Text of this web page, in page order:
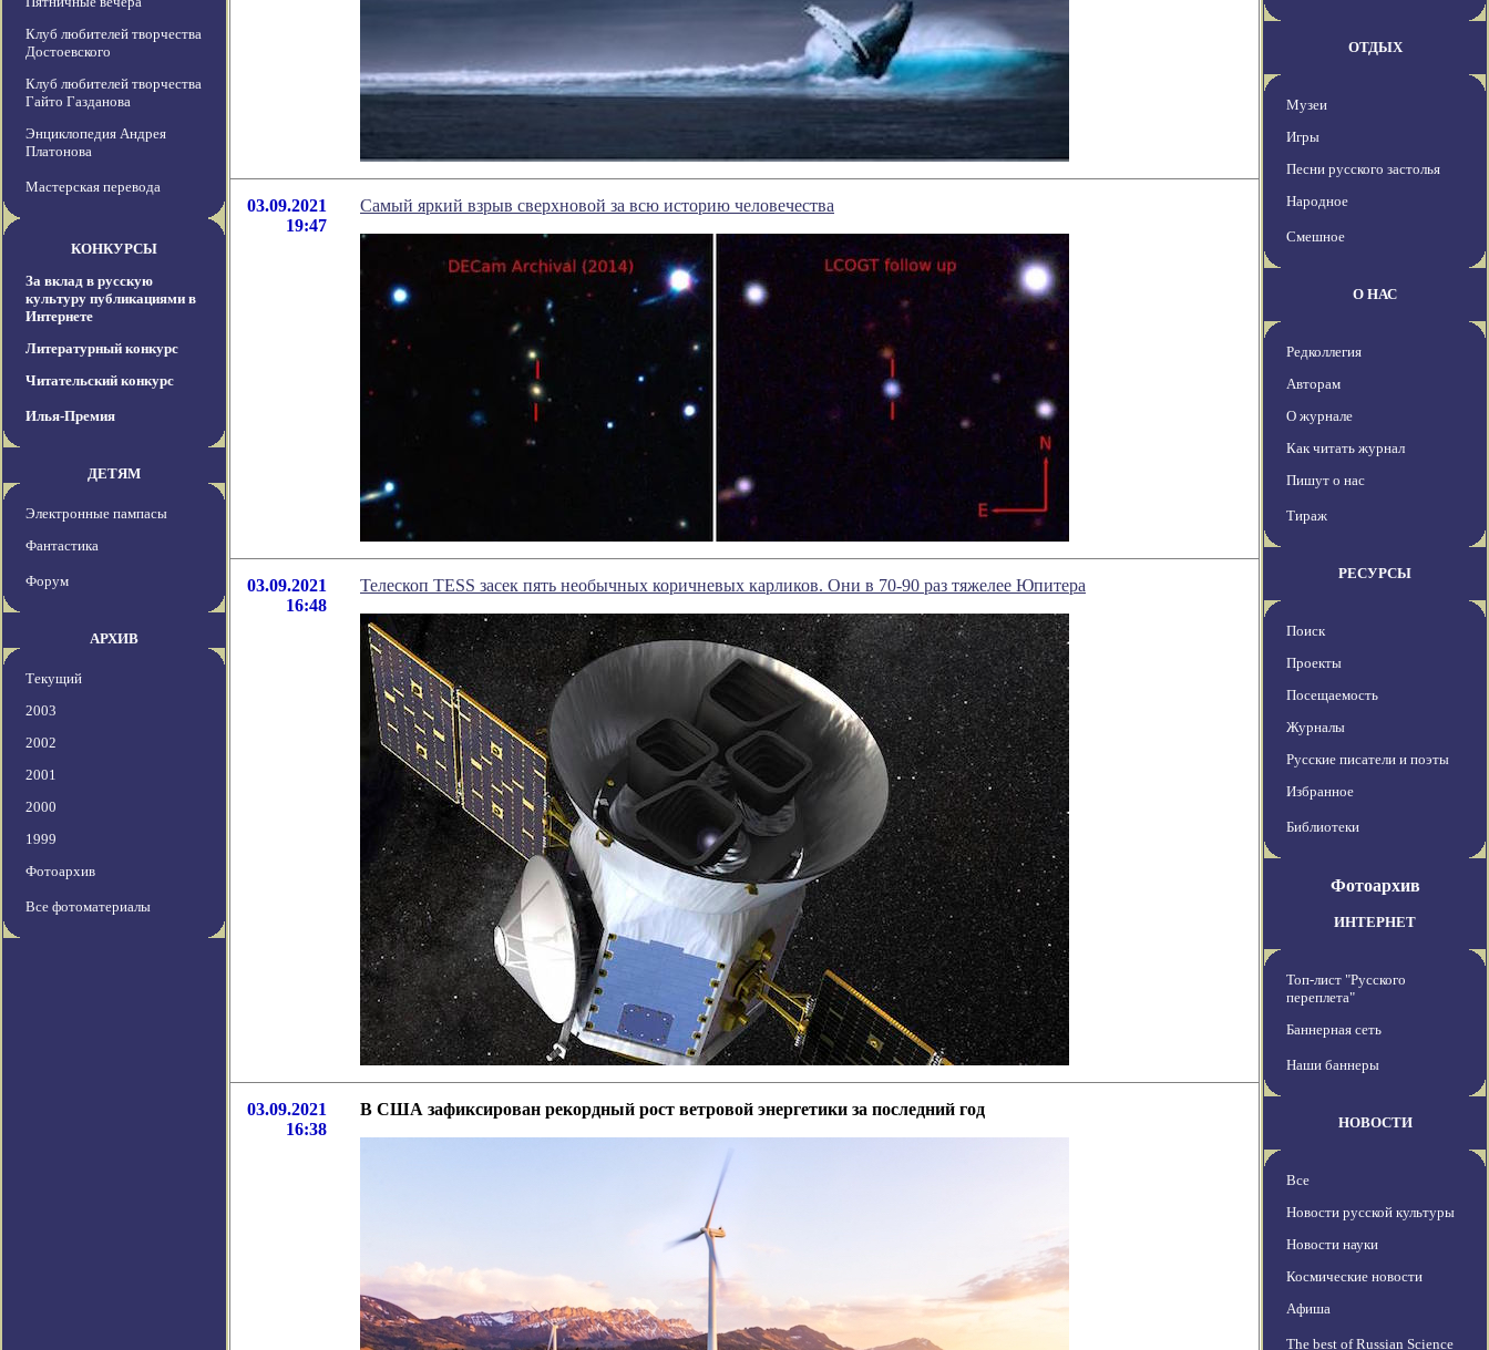
Клуб любителей творчества
Достоевского
Клуб любителей творчества
Гайто Газданова
Энциклопедия Андрея
Платонова
Мастерская перевода
КОНКУРСЫ
За вклад в русскую
культуру публикациями в
Интернете
Литературный конкурс
Читательский конкурс
Илья-Премия
ДЕТЯМ
Электронные пампасы
Фантастика
Форум
АРХИВ
Текущий
2003
2002
2001
2000
1999
Фотоархив
Все фотоматериалы
03.09.2021
19:47
Самый яркий взрыв сверхновой за всю историю человечества
03.09.2021
16:48
Телескоп TESS засек пять необычных коричневых карликов. Они в 70-90 раз тяжелее Юпитера
03.09.2021
16:38
В США зафиксирован рекордный рост ветровой энергетики за последний год
ОТДЫХ
Музеи
Игры
Песни русского застолья
Народное
Смешное
О НАС
Редколлегия
Авторам
О журнале
Как читать журнал
Пишут о нас
Тираж
РЕСУРСЫ
Поиск
Проекты
Посещаемость
Журналы
Русские писатели и поэты
Избранное
Библиотеки
Фотоархив
ИНТЕРНЕТ
Топ-лист "Русского
переплета"
Баннерная сеть
Наши баннеры
НОВОСТИ
Все
Новости русской культуры
Новости науки
Космические новости
Афиша
The best of Russian Science